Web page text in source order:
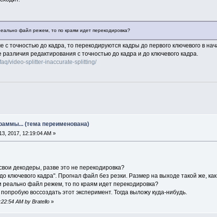
файл режем, то по краям идет перекодировка?
точностью до кадра, то перекодируются кадры до первого ключевого в
редактирования с точностью до кадра и до ключевого кадра.
video-splitter-inaccurate-splitting/
(тема переименована)
2017, 12:19:04 AM »
декодеры, разве это не перекодировка?
ключевого кадра". Прогнал файл без резки. Размер на выходе такой же,
реально файл режем, то по краям идет перекодировка?
воссоздать этот эксперимент. Тогда выложу куда-нибудь.
AM by Bratello»